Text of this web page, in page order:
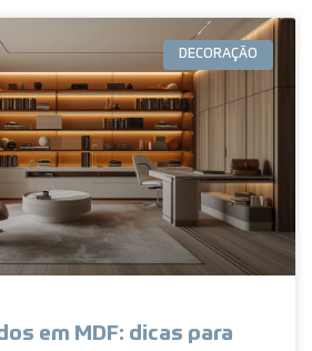
DECORAÇÃO
em MDF: dicas para